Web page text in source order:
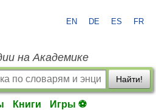
EN DE ES FR
на Академике
Найти!
Книги Игры ⚽